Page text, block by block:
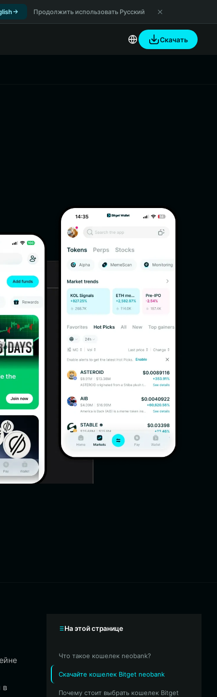
Продолжить использовать Русский
Скачать
в
На этой странице
Что такое кошелек neobank?
Скачайте кошелек Bitget neobank
Почему стоит выбрать кошелек Bitget